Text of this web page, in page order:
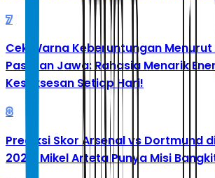
7
Cek Warna Keberuntungan
Pasaran Jawa: Rahasia Menarik
Kesuksesan Setiap Hari!
8
Prediksi Skor Arsenal vs Dortmund
2026: Mikel Arteta Punya Misi